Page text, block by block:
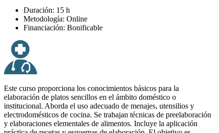
Duración: 15 h
Metodología: Online
Financiación: Bonificable
Este curso proporciona los conocimientos básicos para la
elaboración de platos sencillos en el ámbito doméstico o
institucional. Aborda el uso adecuado de menajes, utensilios y
electrodomésticos de cocina. Se trabajan técnicas de preelaboración
y elaboraciones elementales de alimentos. Incluye la aplicación